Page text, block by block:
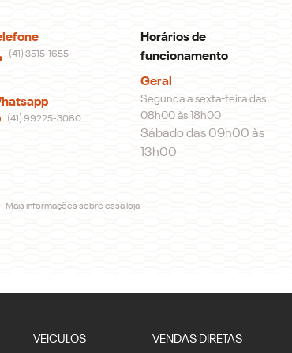
(41) 3515-1655
(41) 99225-3080
Horários de
funcionamento
Geral
Segunda a sexta-feira das
08h00 às 18h00
Sábado das 09h00 às
13h00
Mais informações sobre essa loja
VEICULOS VENDAS DIRETAS